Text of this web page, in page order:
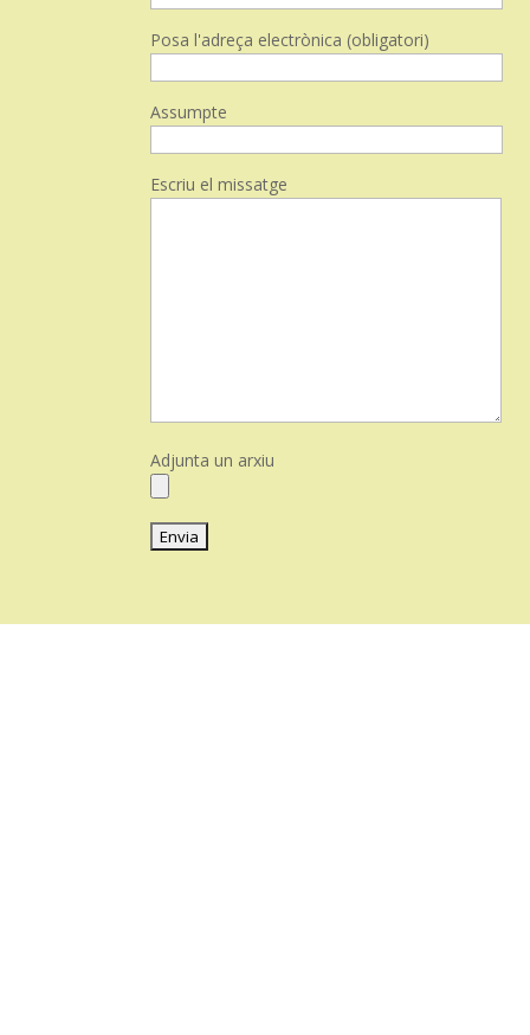
Posa l'adreça electrònica (obligatori)
Assumpte
Escriu el missatge
Adjunta un arxiu